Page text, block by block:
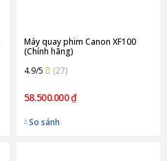
Máy quay phim Canon XF100
(Chính hãng)
4.9/5
(27)
58.500.000 ₫
So sánh